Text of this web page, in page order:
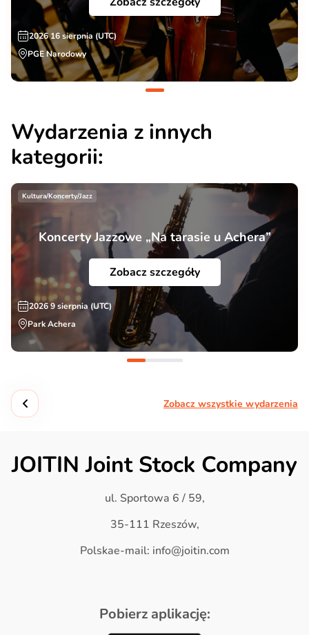
2026 16 sierpnia (UTC)
PGE Narodowy
Wydarzenia z innych
kategorii:
Kultura/Koncerty/Jazz
Koncerty Jazzowe „Na tarasie u Achera”
Zobacz szczegóły
2026 9 sierpnia (UTC)
Park Achera
Zobacz wszystkie wydarzenia
JOITIN Joint Stock Company
ul. Sportowa 6 / 59,
35-111 Rzeszów,
Polskae-mail: info@joitin.com
Pobierz aplikację: